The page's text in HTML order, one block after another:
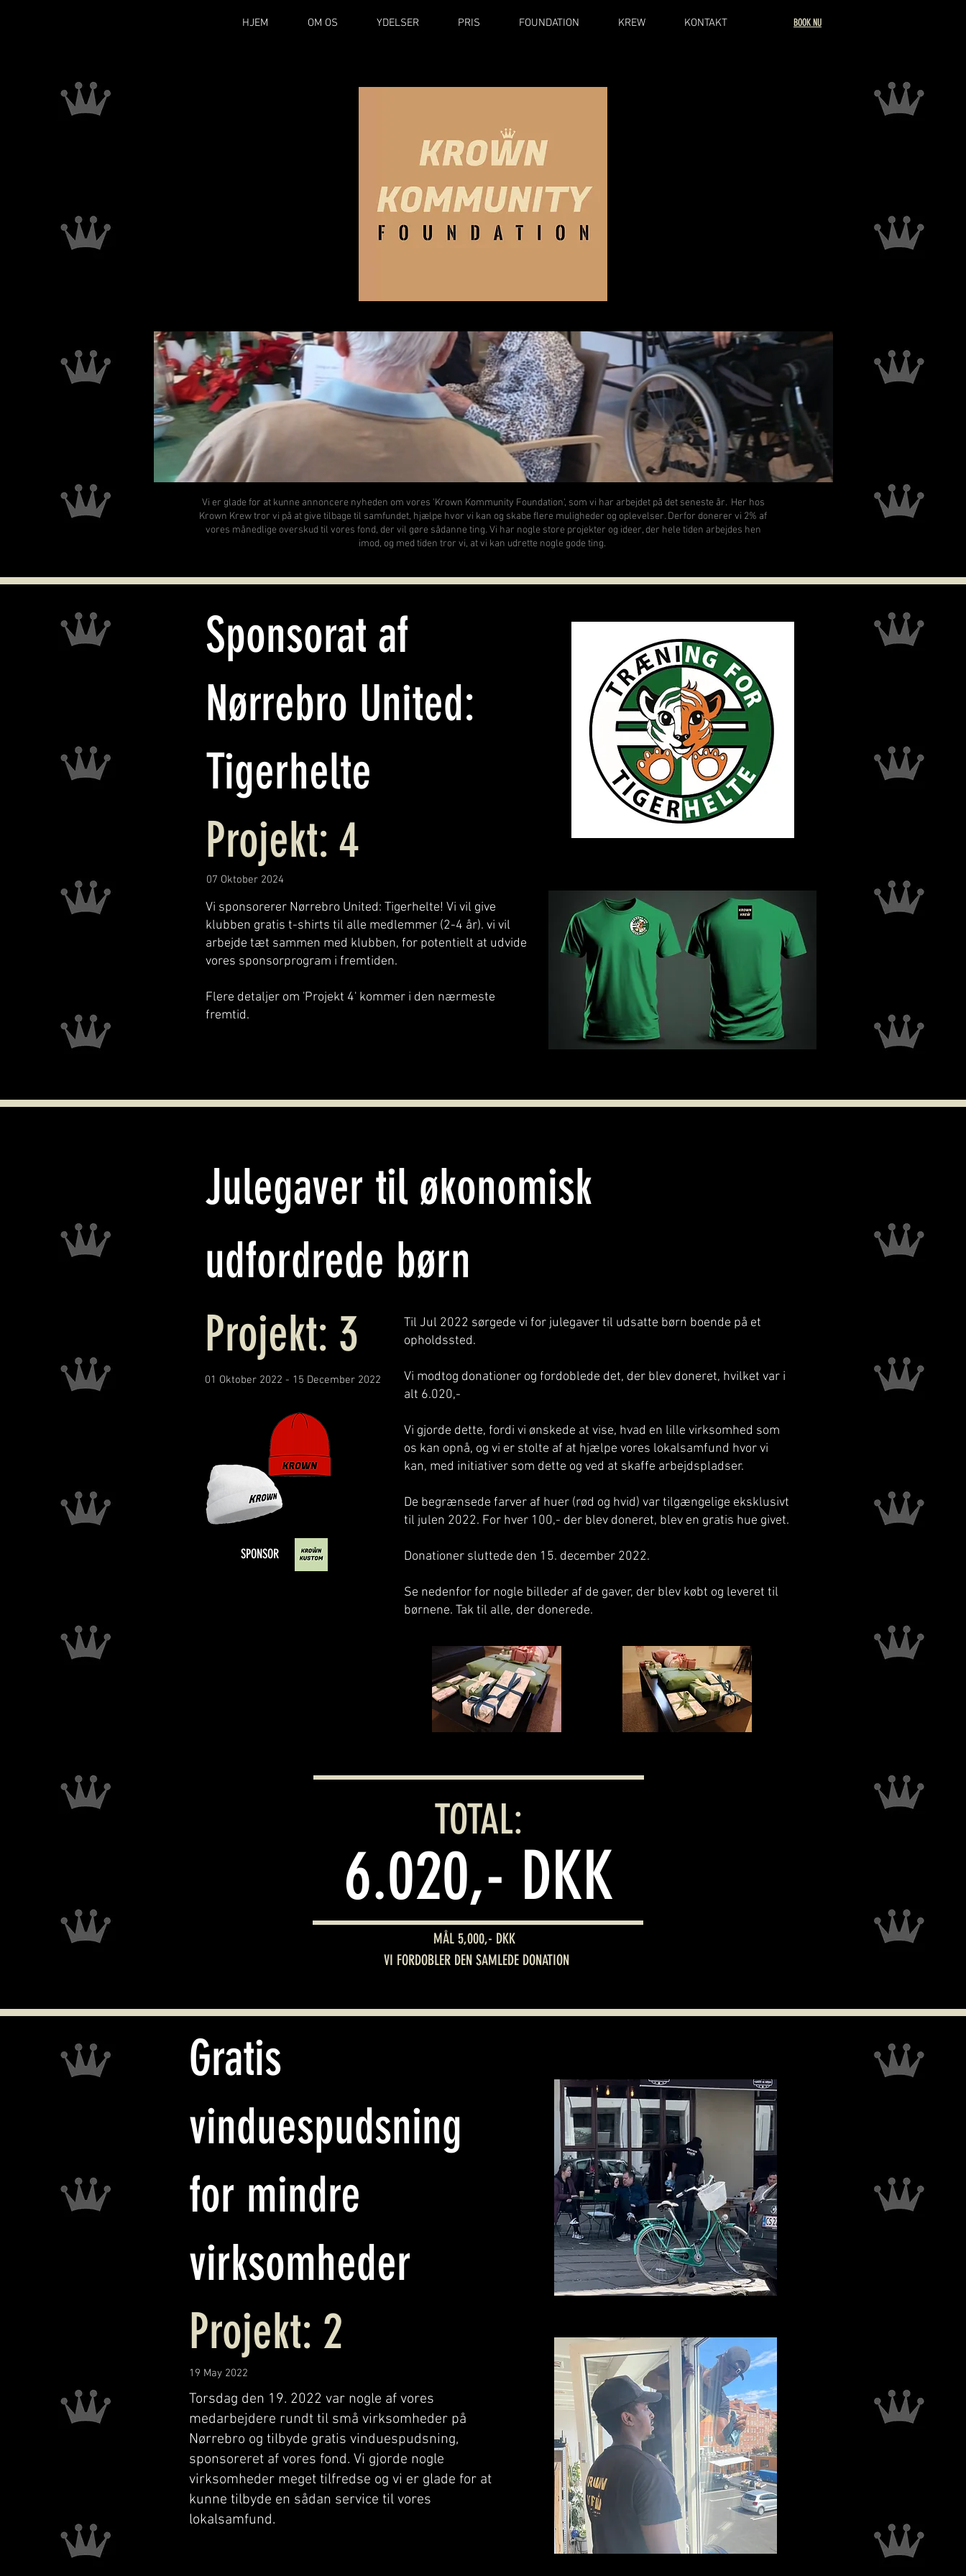
HJEM OM OS YDELSER PRIS FOUNDATION KREW KONTAKT BOOK NU
Vi er glade for at kunne annoncere nyheden om vores 'Krown Kommunity Foundation', som vi har arbejdet på det seneste år. Her hos
Krown Krew tror vi på at give tilbage til samfundet, hjælpe hvor vi kan og skabe flere muligheder og oplevelser. Derfor donerer vi 2% af
vores månedlige overskud til vores fond, der vil gøre sådanne ting. Vi har nogle store projekter og ideer, der hele tiden arbejdes hen
imod, og med tiden tror vi, at vi kan udrette nogle gode ting.
Sponsorat af
Nørrebro United:
Tigerhelte
Projekt: 4
07 Oktober 2024
Vi sponsorerer Nørrebro United: Tigerhelte! Vi vil give
klubben gratis t-shirts til alle medlemmer (2-4 år). vi vil
arbejde tæt sammen med klubben, for potentielt at udvide
vores sponsorprogram i fremtiden.
Flere detaljer om 'Projekt 4' kommer i den nærmeste
fremtid.
Gratis
vinduespudsning
for mindre
virksomheder
Projekt: 2
19 May 2022
Torsdag den 19. 2022 var nogle af vores
medarbejdere rundt til små virksomheder på
Nørrebro og tilbyde gratis vinduespudsning,
sponsoreret af vores fond. Vi gjorde nogle
virksomheder meget tilfredse og vi er glade for at
kunne tilbyde en sådan service til vores
lokalsamfund.
SPONSOR
Julegaver til økonomisk
udfordrede børn
Projekt: 3
Til Jul 2022 sørgede vi for julegaver til udsatte børn boende på et
opholdssted.
Vi modtog donationer og fordoblede det, der blev doneret, hvilket var i
alt 6.020,-
Vi gjorde dette, fordi vi ønskede at vise, hvad en lille virksomhed som
os kan opnå, og vi er stolte af at hjælpe vores lokalsamfund hvor vi
kan, med initiativer som dette og ved at skaffe arbejdspladser.
De begrænsede farver af huer (rød og hvid) var tilgængelige eksklusivt
til julen 2022. For hver 100,- der blev doneret, blev en gratis hue givet.
Donationer sluttede den 15. december 2022.
Se nedenfor for nogle billeder af de gaver, der blev købt og leveret til
børnene. Tak til alle, der donerede.
01 Oktober 2022 - 15 December 2022
TOTAL:
6.020,- DKK
MÅL 5,000,- DKK
VI FORDOBLER DEN SAMLEDE DONATION